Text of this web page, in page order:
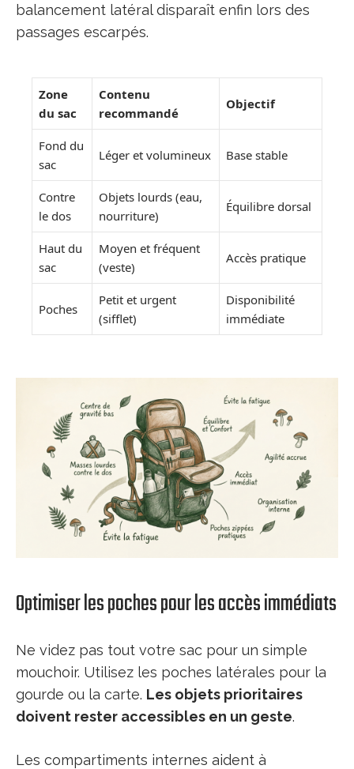
balancement latéral disparaît enfin lors des
passages escarpés.
Zone
du sac
Contenu
recommandé
Objectif
Fond du
sac
Léger et volumineux Base stable
Contre
le dos
Objets lourds (eau,
nourriture)
Équilibre dorsal
Haut du
sac
Moyen et fréquent
(veste)
Accès pratique
Poches
Petit et urgent
(sifflet)
Disponibilité
immédiate
Optimiser les poches pour les accès immédiats
Ne videz pas tout votre sac pour un simple
mouchoir. Utilisez les poches latérales pour la
gourde ou la carte. Les objets prioritaires
doivent rester accessibles en un geste.
Les compartiments internes aident à